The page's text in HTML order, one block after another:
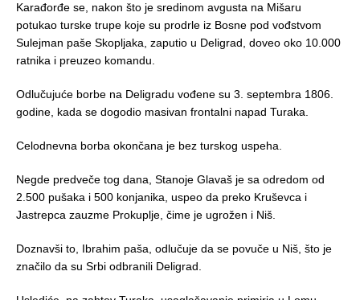
Karađorđe se, nakon što je sredinom avgusta na Mišaru
potukao turske trupe koje su prodrle iz Bosne pod vođstvom
Sulejman paše Skopljaka, zaputio u Deligrad, doveo oko 10.000
ratnika i preuzeo komandu.
Odlučujuće borbe na Deligradu vođene su 3. septembra 1806.
godine, kada se dogodio masivan frontalni napad Turaka.
Celodnevna borba okončana je bez turskog uspeha.
Negde predveče tog dana, Stanoje Glavaš je sa odredom od
2.500 pušaka i 500 konjanika, uspeo da preko Kruševca i
Jastrepca zauzme Prokuplje, čime je ugrožen i Niš.
Doznavši to, Ibrahim paša, odlučuje da se povuče u Niš, što je
značilo da su Srbi odbranili Deligrad.